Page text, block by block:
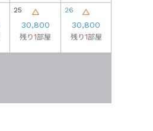
25
30,800
残り1部屋
26
30,800
残り1部屋